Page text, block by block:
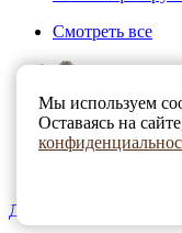
Смотреть все
Для детей. Топ-10
Мы используем
Оставаясь на